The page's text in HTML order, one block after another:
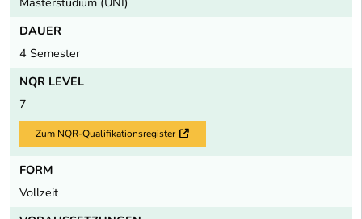
DAUER
4 Semester
NQR LEVEL
7
Zum NQR-Qualifikationsregister Externer Link
FORM
Vollzeit